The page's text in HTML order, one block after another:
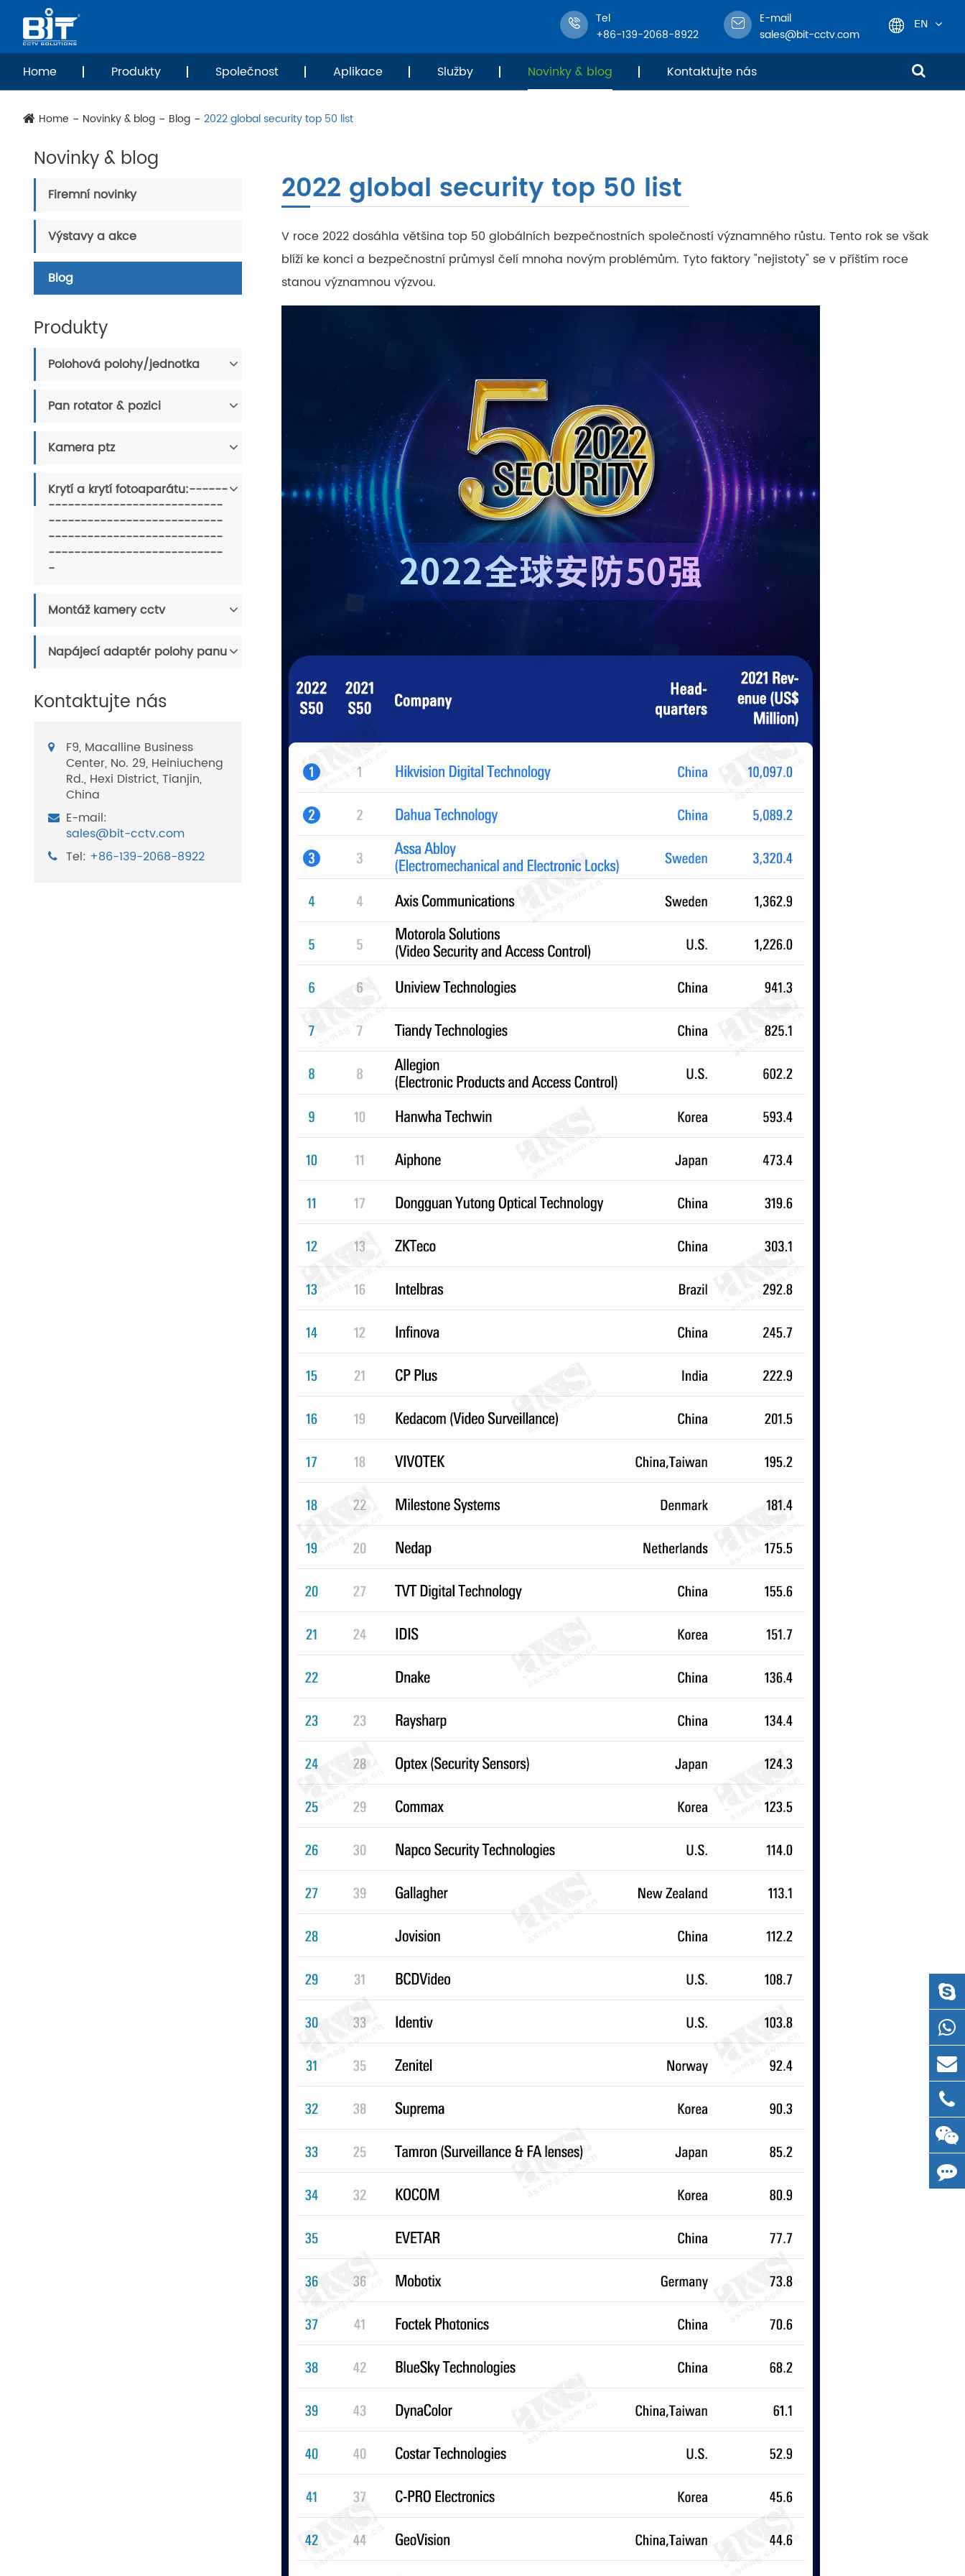
Tel
+86-139-2068-8922
E-mail
sales@bit-cctv.com
EN
Español
Home Produkty Společnost Aplikace Služby Novinky & blog Kontaktujte nás
Home Novinky & blog Blog 2022 global security top 50 list
Novinky & blog
Firemní novinky
Výstavy a akce
Blog
Produkty
Polohová polohy/jednotka
Pan rotator & pozici
Kamera ptz
Krytí a krytí fotoaparátu:------
---------------------------
---------------------------
---------------------------
---------------------------
-
Montáž kamery cctv
Napájecí adaptér polohy panu
Kontaktujte nás
F9, Macalline Business
Center, No. 29, Heiniucheng
Rd., Hexi District, Tianjin,
China
E-mail:
sales@bit-cctv.com
Tel: +86-139-2068-8922
2022 global security top 50 list
V roce 2022 dosáhla většina top 50 globálních bezpečnostních společností významného růstu. Tento rok se však
blíží ke konci a bezpečnostní průmysl čelí mnoha novým problémům. Tyto faktory "nejistoty" se v příštím roce
stanou významnou výzvou.